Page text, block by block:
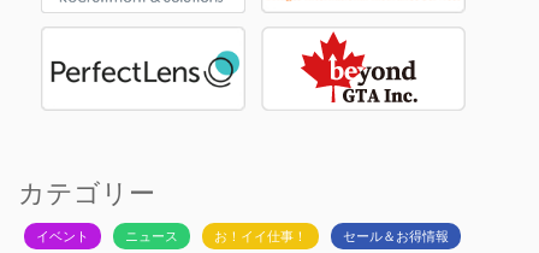
カテゴリー
イベント ニュース お！イイ仕事！ セール＆お得情報